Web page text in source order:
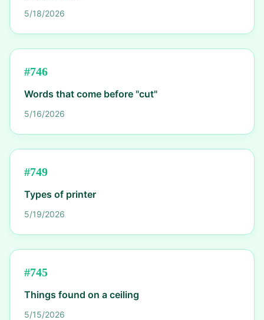
5/18/2026
#746
Words that come before "cut"
5/16/2026
#749
Types of printer
5/19/2026
#745
Things found on a ceiling
5/15/2026